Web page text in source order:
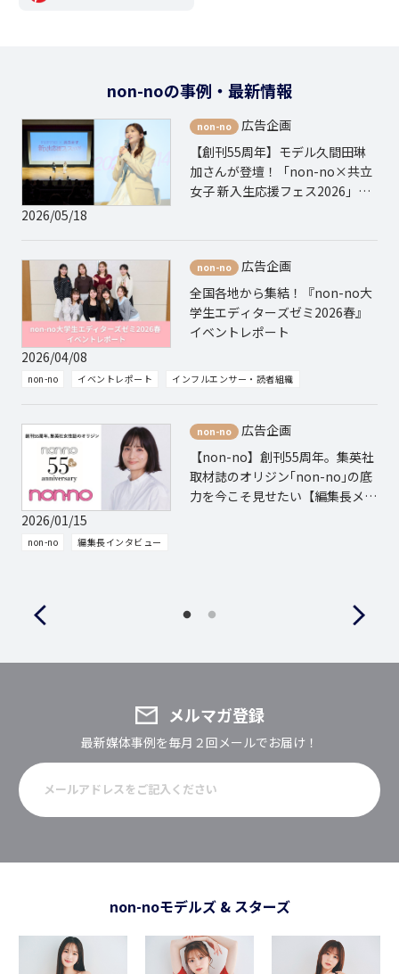
non-noの事例・最新情報
non-no
広告企画
【創刊55周年】モデル久間田琳
加さんが登壇！「non-no×共立
女子 新入生応援フェス2026」イ
2026/05/18
non-no
広告企画
全国各地から集結！『non-no大
学生エディターズゼミ2026春』
イベントレポート
2026/04/08
non-no イベントレポート インフルエンサー・読者組織
non-no
広告企画
【non-no】創刊55周年。集英社
取材誌のオリジン｢non-no｣の底
力を今こそ見せたい【編集長メッ
2026/01/15
non-no 編集長インタビュー
メルマガ登録
最新媒体事例を毎月２回メールでお届け！
non-noモデルズ & スターズ